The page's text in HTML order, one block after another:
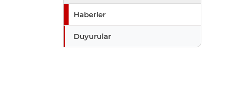
Haberler
Duyurular